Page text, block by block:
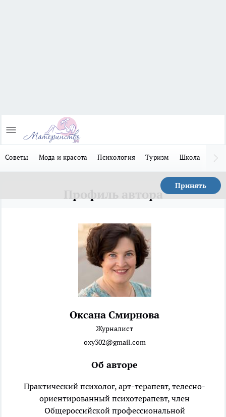
Советы Мода и красота Психология Туризм Школа
Принять
Профиль автора
Оксана Смирнова
Журналист
oxy302@gmail.com
Об авторе
Практический психолог, арт-терапевт, телесно-
ориентированный психотерапевт, член
Общероссийской профессиональной